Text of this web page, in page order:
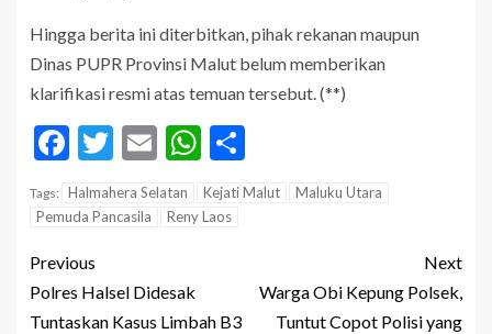
Hingga berita ini diterbitkan, pihak rekanan maupun
Dinas PUPR Provinsi Malut belum memberikan
klarifikasi resmi atas temuan tersebut. (**)
Facebook
Twitter
EmailWhatsApp
Tags: Halmahera Selatan Kejati Malut
Maluku Utara
Pemuda Pancasila
Reny Laos
Previous
Polres Halsel Didesak
Tuntaskan Kasus Limbah B3
Next
Warga Obi Kepung Polsek,
Tuntut Copot Polisi yang